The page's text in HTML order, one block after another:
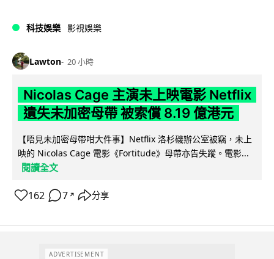
科技娛樂 影視娛樂
Lawton 20 小時
Nicolas Cage 主演未上映電影 Netflix
遺失未加密母帶 被索償 8.19 億港元
【唔見未加密母帶咁大件事】Netflix 洛杉磯辦公室被竊，未上
映的 Nicolas Cage 電影《Fortitude》母帶亦告失蹤。電影...
閱讀全文
162 7 ↗ 分享
ADVERTISEMENT